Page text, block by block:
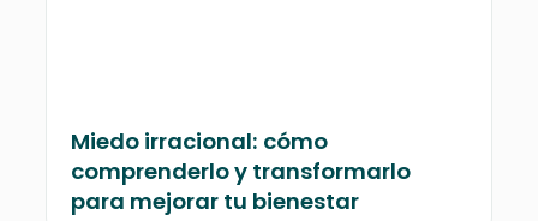
Miedo irracional: cómo
comprenderlo y transformarlo
para mejorar tu bienestar